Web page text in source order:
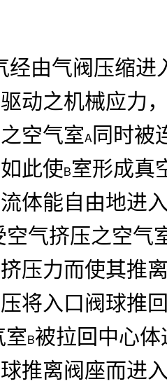
经由气阀压缩进
动之机械应力
空气室A同时被
此使B室形成真
体能自由地进
空气挤压之空气
压力而使其推
将入口阀球推
B被拉回中心
推离阀座而进